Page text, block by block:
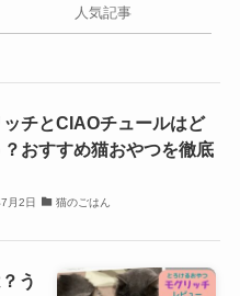
人気記事
ッチとCIAOチュールはど
？おすすめ猫おやつを徹底
月2日 猫のごはん
う